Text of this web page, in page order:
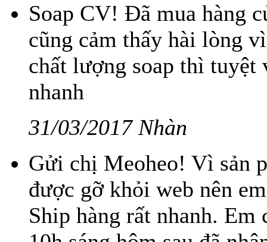
Soap CV! Đã mua hàng
cũng cảm thấy hài lòng
chất lượng soap thì tuyệt
nhanh
31/03/2017 Nhàn
Gửi chị Meoheo! Vì sản
được gỡ khỏi web nên
Ship hàng rất nhanh.